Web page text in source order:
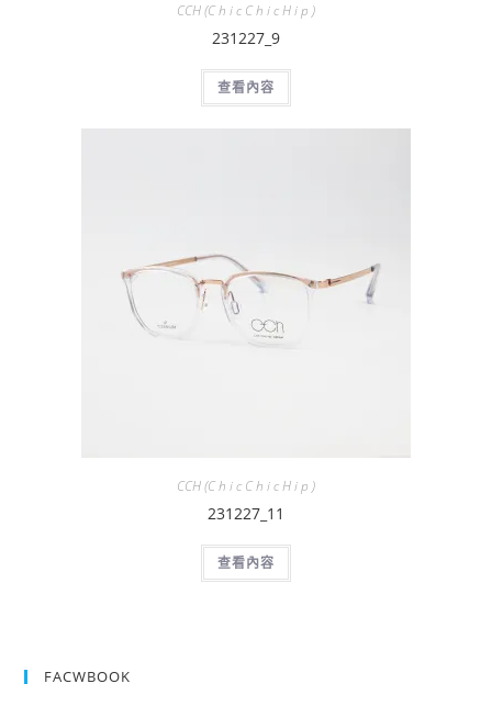
CCH (C h i c C h i c H i p )
231227_9
查看內容
CCH (C h i c C h i c H i p )
231227_11
查看內容
FACWBOOK